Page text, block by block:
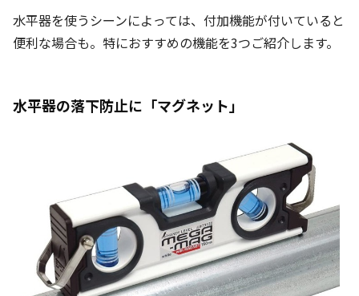
水平器を使うシーンによっては、付加機能が付いていると
便利な場合も。特におすすめの機能を3つご紹介します。
水平器の落下防止に「マグネット」